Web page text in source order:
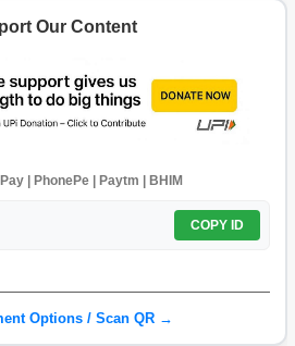
Our Content
| PhonePe | Paytm | BHIM
COPY ID
Options / Scan QR →